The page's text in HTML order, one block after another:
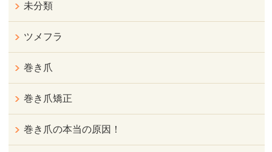
未分類
ツメフラ
巻き爪
巻き爪矯正
巻き爪の本当の原因！